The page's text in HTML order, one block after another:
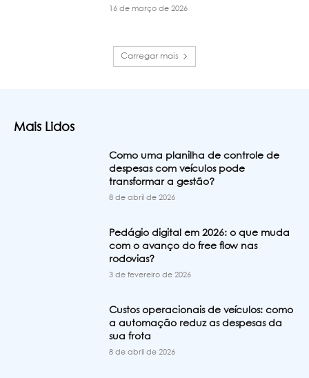
16 de março de 2026
Carregar mais
Mais Lidos
Como uma planilha de controle de
despesas com veículos pode
transformar a gestão?
8 de abril de 2026
Pedágio digital em 2026: o que muda
com o avanço do free flow nas
rodovias?
3 de fevereiro de 2026
Custos operacionais de veículos: como
a automação reduz as despesas da
sua frota
8 de abril de 2026